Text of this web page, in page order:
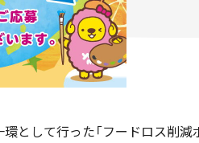
として行った「フードロス削